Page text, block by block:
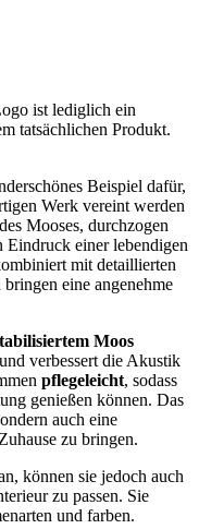
ist lediglich ein
tatsächlichen Produkt.
Beispiel dafür,
Werk vereint werden
Mooses, durchzogen
Eindruck einer lebendigen
mit detaillierten
eine angenehme
Moos
und verbessert die Akustik
pflegeleicht, sodass
genießen können. Das
auch eine
zu bringen.
können sie jedoch auch
zu passen. Sie
und farben.